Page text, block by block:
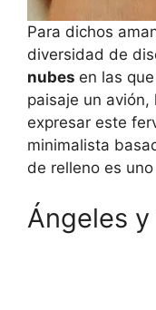
Para dichos
diversidad de
nubes en las
paisaje un
expresar este
minimalista
de relleno es
Ángeles